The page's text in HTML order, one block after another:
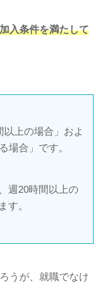
入条件を満たして
以上の場合」およ
場合」です。
週20時間以上の
す。
うが、就職でなけ